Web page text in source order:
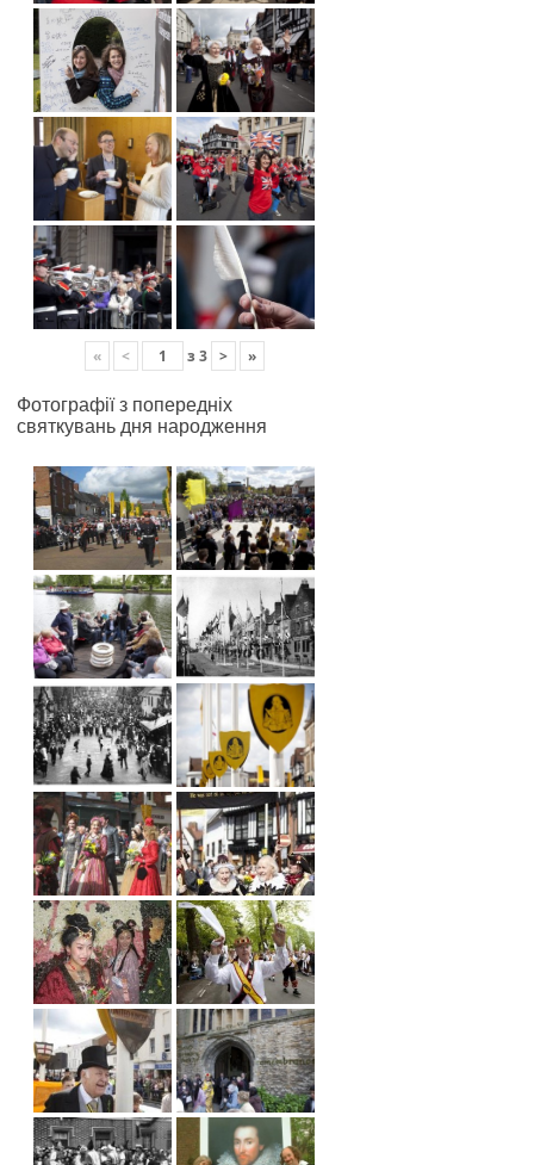
« < з 3 > »
Фотографії з попередніх
святкувань дня народження